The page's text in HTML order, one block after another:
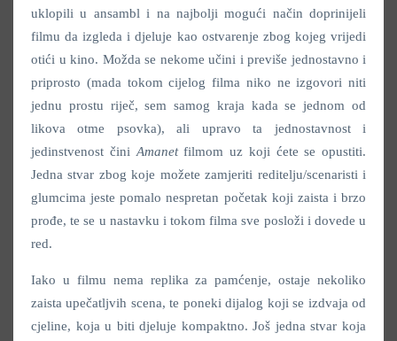
uklopili u ansambl i na najbolji mogući način doprinijeli
filmu da izgleda i djeluje kao ostvarenje zbog kojeg vrijedi
otići u kino. Možda se nekome učini i previše jednostavno i
priprosto (mada tokom cijelog filma niko ne izgovori niti
jednu prostu riječ, sem samog kraja kada se jednom od
likova otme psovka), ali upravo ta jednostavnost i
jedinstvenost čini Amanetfilmom uz koji ćete se opustiti.
Jedna stvar zbog koje možete zamjeriti reditelju/scenaristi i
glumcima jeste pomalo nespretan početak koji zaista i brzo
prođe, te se u nastavku i tokom filma sve posloži i dovede u
red.
Iako u filmu nema replika za pamćenje, ostaje nekoliko
zaista upečatljvih scena, te poneki dijalog koji se izdvaja od
cjeline, koja u biti djeluje kompaktno. Još jedna stvar koja